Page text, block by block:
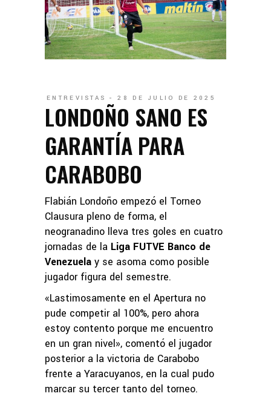
ENTREVISTAS 28 DE JULIO DE 2025
LONDOÑO SANO ES
GARANTÍA PARA
CARABOBO
Flabián Londoño empezó el Torneo
Clausura pleno de forma, el
neogranadino lleva tres goles en cuatro
jornadas de la Liga FUTVE Banco de
Venezuela y se asoma como posible
jugador figura del semestre.
«Lastimosamente en el Apertura no
pude competir al 100%, pero ahora
estoy contento porque me encuentro
en un gran nivel», comentó el jugador
posterior a la victoria de Carabobo
frente a Yaracuyanos, en la cual pudo
marcar su tercer tanto del torneo.